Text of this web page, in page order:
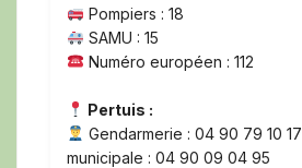
Pompiers : 18
SAMU : 15
Numéro européen : 112
Pertuis :
Gendarmerie : 04 90 79 10 17
municipale : 04 90 09 04 95